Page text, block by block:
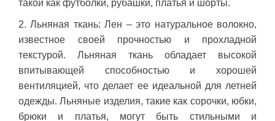
такой как футболки, рубашки, платья и шорты.
2. Льняная ткань: Лен – это натуральное волокно,
известное своей прочностью и прохладной
текстурой. Льняная ткань обладает высокой
впитывающей способностью и хорошей
вентиляцией, что делает ее идеальной для летней
одежды. Льняные изделия, такие как сорочки, юбки,
брюки и платья, могут быть стильными и